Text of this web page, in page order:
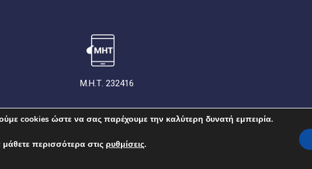
Μ.Η.Τ. 232416
ΤΑΥΤΟΤΗΤΑ
cookies ώστε να σας παρέχουμε την καλύτερη δυνατή εμπειρία.
περισσότερα στιςρυθμίσεις.